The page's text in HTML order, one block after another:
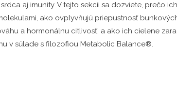
aj imunity. V tejto sekcii sa dozviete, prečo
ako ovplyvňujú priepustnosť
a hormonálnu citlivosť, a ako ich cielene
v súlade s filozofiou Metabolic Balance®.